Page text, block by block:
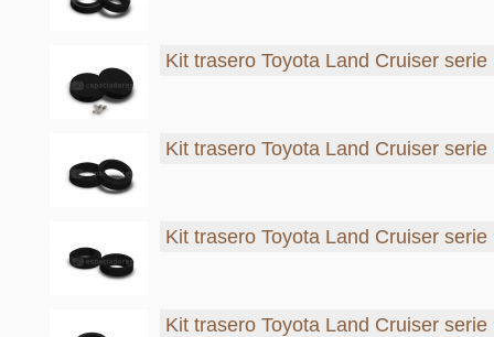
Kit trasero Toyota Land Cruiser serie
Kit trasero Toyota Land Cruiser serie
Kit trasero Toyota Land Cruiser serie
Kit trasero Toyota Land Cruiser serie